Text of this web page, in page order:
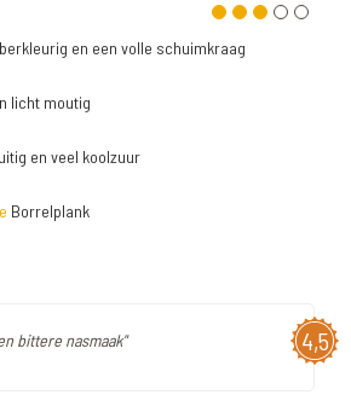
en een volle schuimkraag
licht moutig
en veel koolzuur
Borrelplank
4,5
bittere nasmaak"